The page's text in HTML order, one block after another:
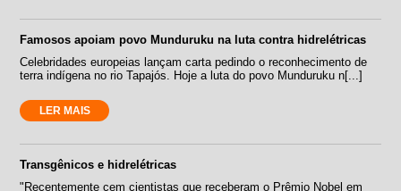
Famosos apoiam povo Munduruku na luta contra hidrelétricas
Celebridades europeias lançam carta pedindo o reconhecimento de
terra indígena no rio Tapajós. Hoje a luta do povo Munduruku n[...]
LER MAIS
Transgênicos e hidrelétricas
"Recentemente cem cientistas que receberam o Prêmio Nobel em